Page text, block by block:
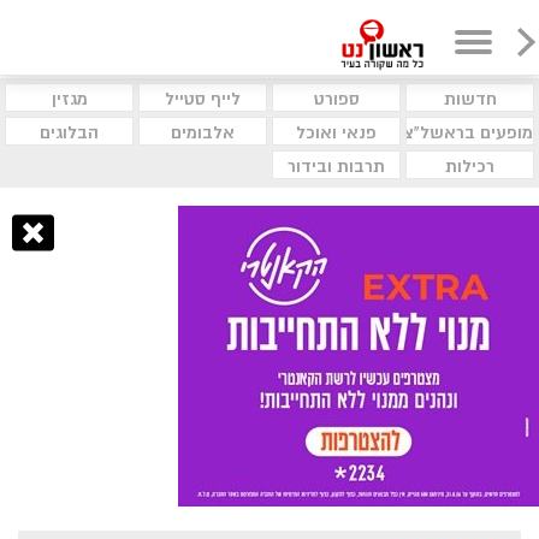
חדשות ספורט לייף סטייל
מגזין
מופעים בראשל"צ
פנאי ואוכל אלבומים
הבלוגים
רכילות
תרבות ובידור